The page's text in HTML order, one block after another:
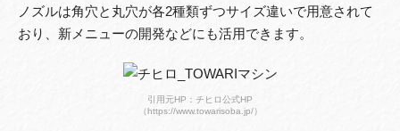
ノズルは角穴と丸穴が各2種類ずつサイズ違いで用意されて
おり、新メニューの開発などにも活用できます。
引用元HP：チヒロ公式HP
（https://www.towarisoba.jp/）